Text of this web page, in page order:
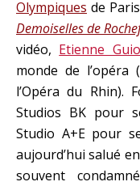
Olympiques de
Demoiselles de
vidéo, Etienne
monde de l’opéra
l’Opéra du Rhin).
Studios BK pour
Studio A+E pour
aujourd’hui salué
souvent